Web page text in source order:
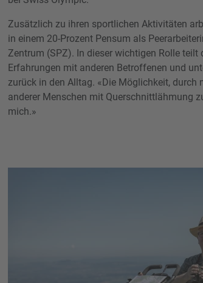
Zusätzlich zu ihren sportlichen Aktivitäten
in einem 20-Prozent Pensum als
Zentrum (SPZ). In dieser wichtigen Rolle teilt
Erfahrungen mit anderen Betroffenen und
zurück in den Alltag. «Die Möglichkeit, durch
anderer Menschen mit Querschnittlähmung
mich.»